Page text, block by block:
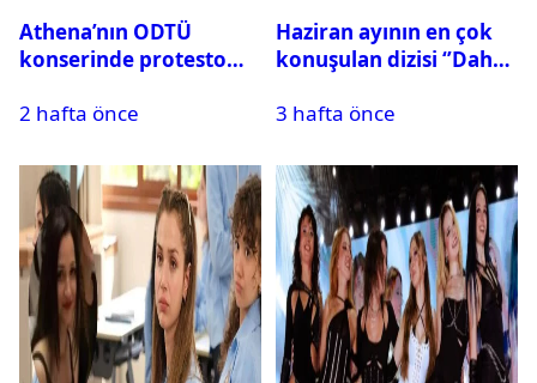
Athena’nın ODTÜ
konserinde protesto
2 hafta önce
Haziran ayının en çok
konuşulan dizisi ‘’Daha
3 hafta önce